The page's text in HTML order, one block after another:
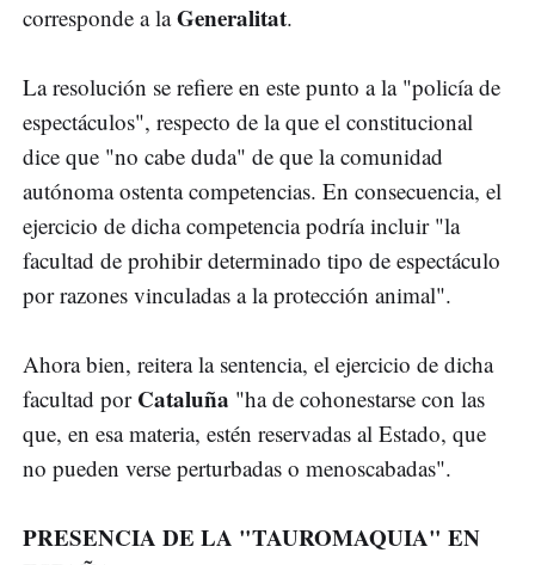
corresponde a laGeneralitat.
La resolución se refiere en este punto a la "policía de
espectáculos", respecto de la que el constitucional
dice que "no cabe duda" de que la comunidad
autónoma ostenta competencias. En consecuencia, el
ejercicio de dicha competencia podría incluir "la
facultad de prohibir determinado tipo de espectáculo
por razones vinculadas a la protección animal".
Ahora bien, reitera la sentencia, el ejercicio de dicha
facultad por Cataluña "ha de cohonestarse con las
que, en esa materia, estén reservadas al Estado, que
no pueden verse perturbadas o menoscabadas".
PRESENCIA DE LA "TAUROMAQUIA" EN